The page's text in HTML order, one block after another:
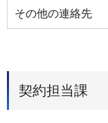
その他の連絡先
契約担当課